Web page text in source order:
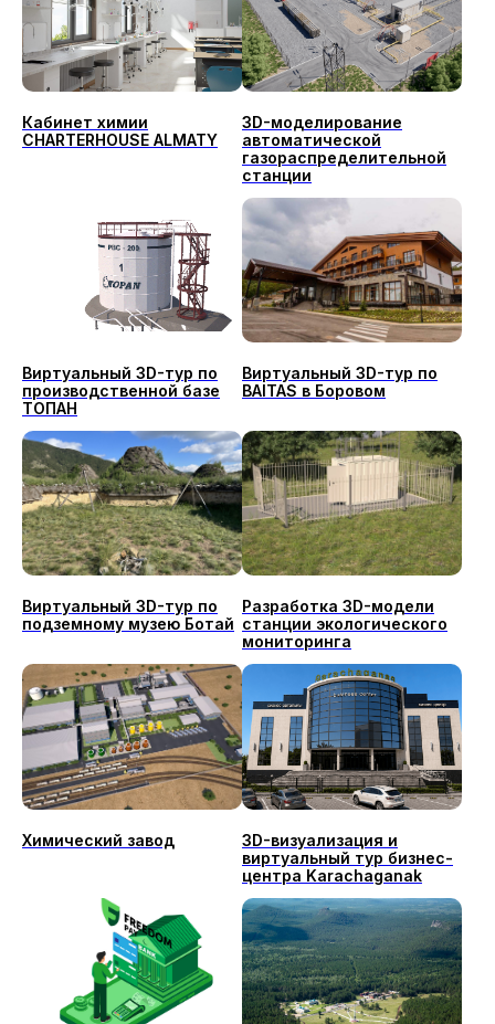
Кабинет химии
CHARTERHOUSE ALMATY
3D-моделирование
автоматической
газораспределительной
станции
Виртуальный 3D-тур по
производственной базе
ТОПАН
Виртуальный 3D-тур по
BAITAS в Боровом
Виртуальный 3D-тур по
подземному музею Ботай
Разработка 3D-модели
станции экологического
мониторинга
Химический завод
3D-визуализация и
виртуальный тур бизнес-
центра Karachaganak